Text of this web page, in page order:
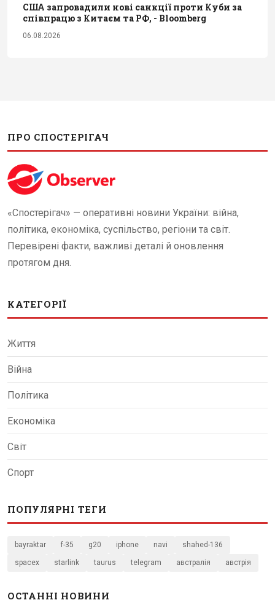
США запровадили нові санкції проти Куби за
співпрацю з Китаєм та РФ, - Bloomberg
06.08.2026
ПРО СПОСТЕРІГАЧ
«Спостерігач» — оперативні новини України: війна,
політика, економіка, суспільство, регіони та світ.
Перевірені факти, важливі деталі й оновлення
протягом дня.
КАТЕГОРІЇ
Життя
Війна
Політика
Економіка
Світ
Спорт
ПОПУЛЯРНІ ТЕГИ
bayraktar f-35 g20 iphone navi shahed-136
spacex starlink taurus telegram австралія австрія
ОСТАННІ НОВИНИ